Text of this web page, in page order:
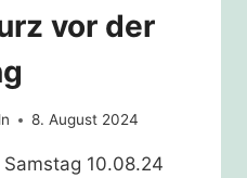
vor der
8. August 2024
10.08.24